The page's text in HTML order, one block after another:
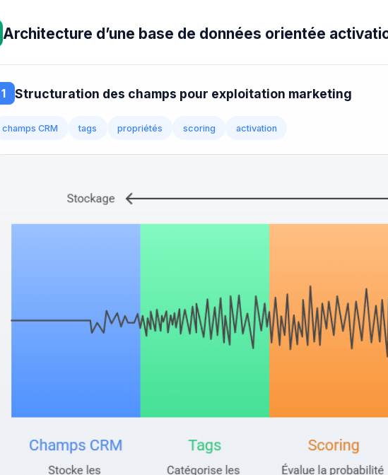
Architecture d’une base de données orientée
1 Structuration des champs pour exploitation marketing
champs CRM tags propriétés scoring activation